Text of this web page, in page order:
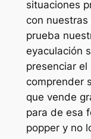
situaciones
con
prueba
eyaculación
presenciar
comprender
que vende
para de esa
popper y no